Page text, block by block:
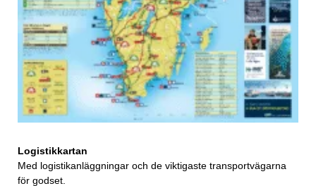
Logistikkartan
Med logistikanläggningar och de viktigaste transportvägarna
för godset.